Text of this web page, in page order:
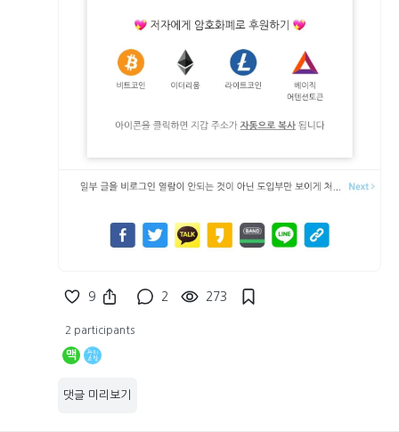
9 2 273
2 participants
맥
댓글 미리보기